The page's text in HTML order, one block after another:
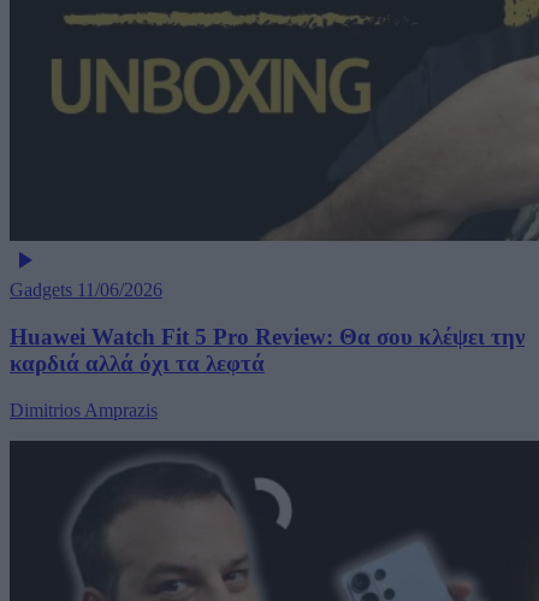
Gadgets 11/06/2026
Huawei Watch Fit 5 Pro Review: Θα σου κλέψει την
καρδιά αλλά όχι τα λεφτά
Dimitrios Amprazis